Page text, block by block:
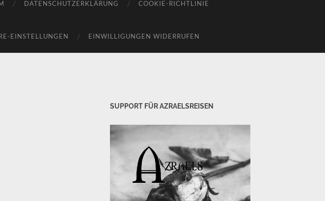
DATENSCHUTZERKLÄRUNG COOKIE-RICHTLINIE
EINSTELLUNGEN EINWILLIGUNGEN WIDERRUFEN
SUPPORT FÜR AZRAELSREISEN